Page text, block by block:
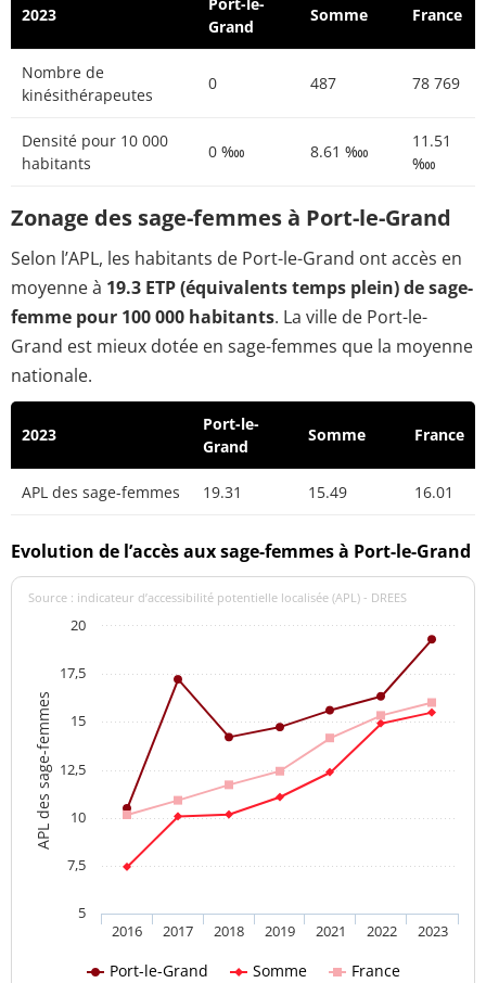
2023
Grand
Somme France
Nombre de
kinésithérapeutes
0 487 78 769
Densité pour 10 000
habitants
0 ‱ 8.61 ‱
11.51
‱
Zonage des sage-femmes à Port-le-Grand
Selon l’APL, les habitants de Port-le-Grand ont accès en
moyenne à 19.3 ETP (équivalents temps plein) de sage-
femme pour 100 000 habitants. La ville de Port-le-
Grand est mieux dotée en sage-femmes que la moyenne
nationale.
2023
Port-le-
Grand
Somme France
APL des sage-femmes 19.31 15.49 16.01
Evolution de l’accès aux sage-femmes à Port-le-Grand
APL des sage-femmes
Source : indicateur d’accessibilité potentielle localisée (APL) - DREES
Port-le-Grand Somme France
2016 2017 2018 2019 2021 2022 2023
5
7,5
10
12,5
15
17,5
20